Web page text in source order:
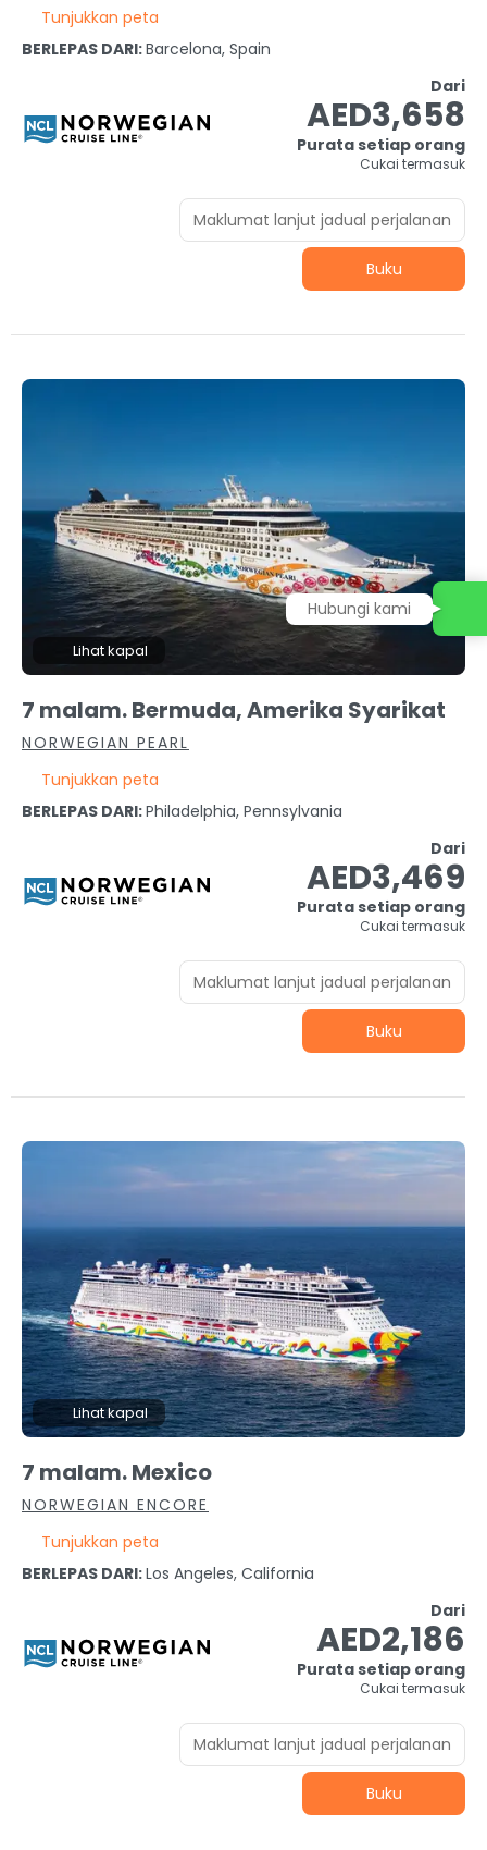
Tunjukkan peta
BERLEPAS DARI:Barcelona, Spain
Dari
AED3,658
Purata setiap orang
Cukai termasuk
Maklumat lanjut jadual perjalanan
Buku
Lihat kapal
7 malam. Bermuda, Amerika Syarikat
NORWEGIAN PEARL
Tunjukkan peta
BERLEPAS DARI:Philadelphia, Pennsylvania
Dari
AED3,469
Purata setiap orang
Cukai termasuk
Maklumat lanjut jadual perjalanan
Buku
Lihat kapal
7 malam. Mexico
NORWEGIAN ENCORE
Tunjukkan peta
BERLEPAS DARI:Los Angeles, California
Dari
AED2,186
Purata setiap orang
Cukai termasuk
Maklumat lanjut jadual perjalanan
Buku
Hubungi kami